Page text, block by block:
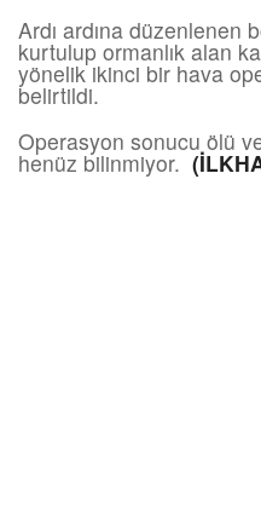
Ardı ardına düzenlenen
kurtulup ormanlık alan
yönelik ikinci bir hava
belirtildi.
Operasyon sonucu ölü
henüz bilinmiyor.